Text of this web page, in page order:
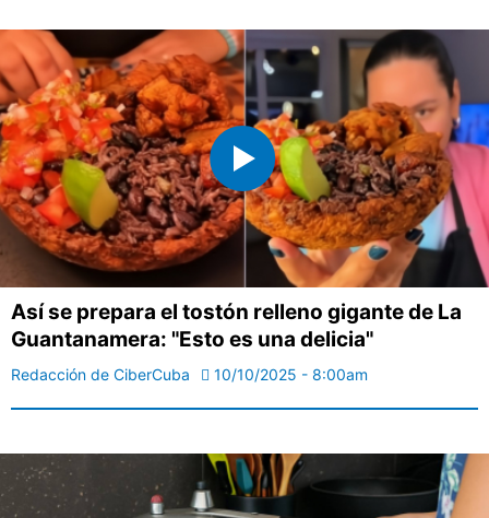
Así se prepara el tostón relleno gigante de La
Guantanamera: "Esto es una delicia"
Redacción de CiberCuba 10/10/2025 - 8:00am